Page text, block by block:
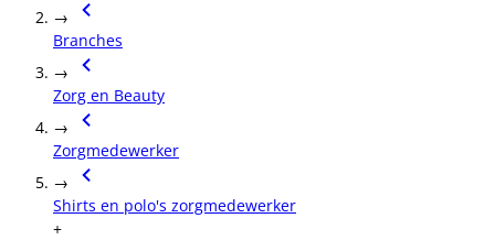
→
Branches
→
Zorg en Beauty
→
Zorgmedewerker
→
Shirts en polo's zorgmedewerker
+